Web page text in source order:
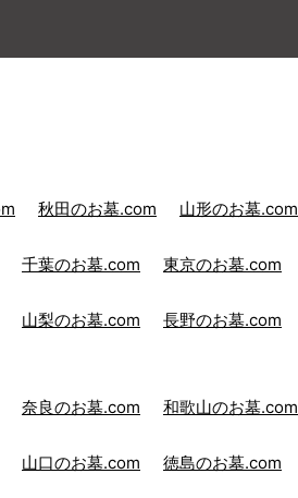
秋田のお墓.com 山形のお墓.com
千葉のお墓.com 東京のお墓.com
山梨のお墓.com 長野のお墓.com
奈良のお墓.com 和歌山のお墓.com
山口のお墓.com 徳島のお墓.com